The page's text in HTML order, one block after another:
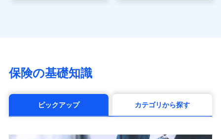
マニュライフ生命保険株式会社
（https://www.manulife.co.jp/）
（https://www.msa-life.co.jp/）
メットライフ生命株式会社(https://www.metlife.co.jp/)
保険の基礎知識
ピックアップ カテゴリから探す